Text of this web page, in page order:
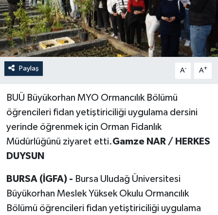
Paylaş A- A+
BUÜ Büyükorhan MYO Ormancılık Bölümü
öğrencileri fidan yetiştiriciliği uygulama dersini
yerinde öğrenmek için Orman Fidanlık
Müdürlüğünü ziyaret etti.Gamze NAR / HERKES
DUYSUN
BURSA (İGFA) - Bursa Uludağ Üniversitesi
Büyükorhan Meslek Yüksek Okulu Ormancılık
Bölümü öğrencileri fidan yetiştiriciliği uygulama